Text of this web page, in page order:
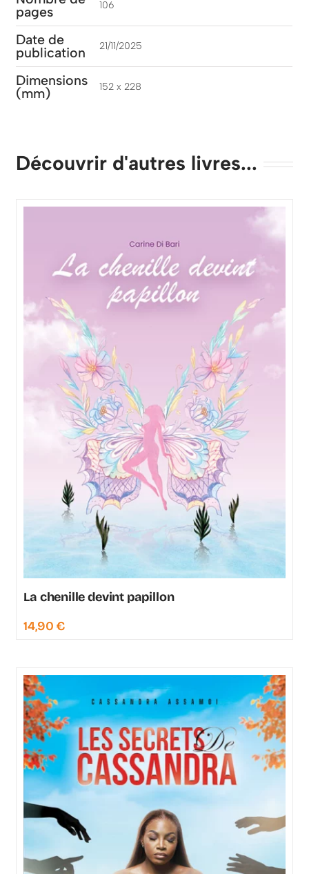
pages 106
Date de
publication 21/11/2025
Dimensions
(mm) 152 x 228
Découvrir d'autres livres...
La chenille devint papillon
14,90€